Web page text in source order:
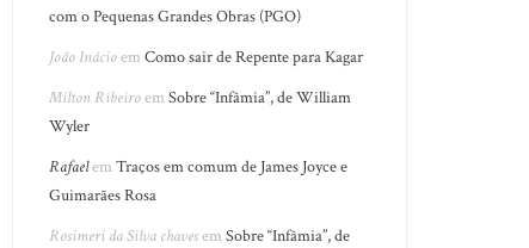
com o Pequenas Grandes Obras (PGO)
João InácioemComo sair de Repente para Kagar
Milton RibeiroemSobre “Infâmia”, de William
Wyler
RafaelemTraços em comum de James Joyce e
Guimarães Rosa
Rosimeri da Silva chavesemSobre “Infâmia”, de